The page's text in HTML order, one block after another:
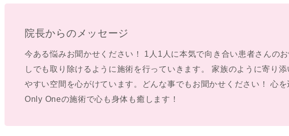
院長からのメッセージ
今ある悩みお聞かせください！ 1人1人に本気で向き合い患者さんの
しでも取り除けるように施術を行っていきます。 家族のように寄り
やすい空間を心がけています。どんな事でもお聞かせください！ 心
Only Oneの施術で心も身体も癒します！